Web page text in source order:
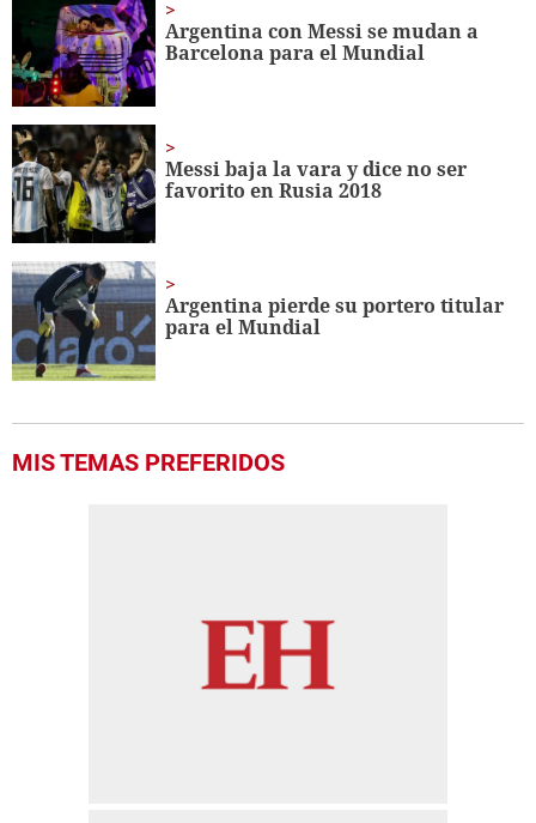
minutes,
41
seconds
Argentina con Messi se mudan a
Barcelona para el Mundial
Messi baja la vara y dice no ser
favorito en Rusia 2018
Argentina pierde su portero titular
para el Mundial
MIS TEMAS PREFERIDOS